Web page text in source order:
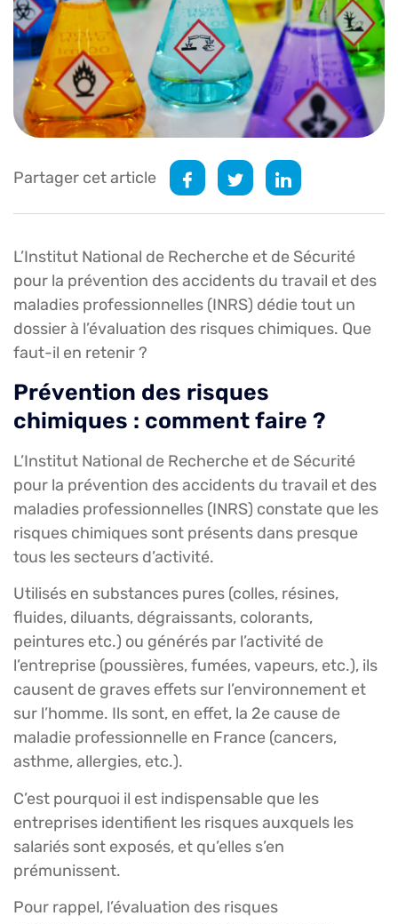
Partager cet article
L’Institut National de Recherche et de Sécurité
pour la prévention des accidents du travail et des
maladies professionnelles (INRS) dédie tout un
dossier à l’évaluation des risques chimiques. Que
faut-il en retenir ?
Prévention des risques
chimiques : comment faire ?
L’Institut National de Recherche et de Sécurité
pour la prévention des accidents du travail et des
maladies professionnelles (INRS) constate que les
risques chimiques sont présents dans presque
tous les secteurs d’activité.
Utilisés en substances pures (colles, résines,
fluides, diluants, dégraissants, colorants,
peintures etc.) ou générés par l’activité de
l’entreprise (poussières, fumées, vapeurs, etc.), ils
causent de graves effets sur l’environnement et
sur l’homme. Ils sont, en effet, la 2e cause de
maladie professionnelle en France (cancers,
asthme, allergies, etc.).
C’est pourquoi il est indispensable que les
entreprises identifient les risques auxquels les
salariés sont exposés, et qu’elles s’en
prémunissent.
Pour rappel, l’évaluation des risques